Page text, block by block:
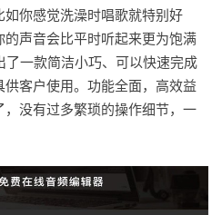
你感觉洗澡时唱歌就特别好
声音会比平时听起来更为饱满
了一款简洁小巧、可以快速完成
供客户使用。功能全面，高效益
没有过多繁琐的操作细节，一